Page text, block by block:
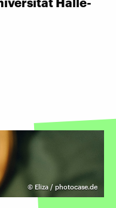
© Eliza / photocase.de